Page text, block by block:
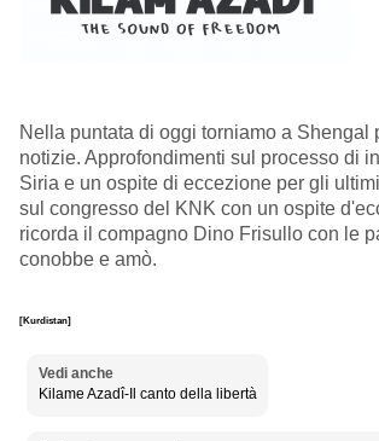
Nella puntata di oggi torniamo a Shengal
notizie. Approfondimenti sul processo di
Siria e un ospite di eccezione per gli
sul congresso del KNK con un ospite
ricorda il compagno Dino Frisullo con le
conobbe e amò.
[Kurdistan]
Vedi anche
Kilame Azadî-Il canto della libertà